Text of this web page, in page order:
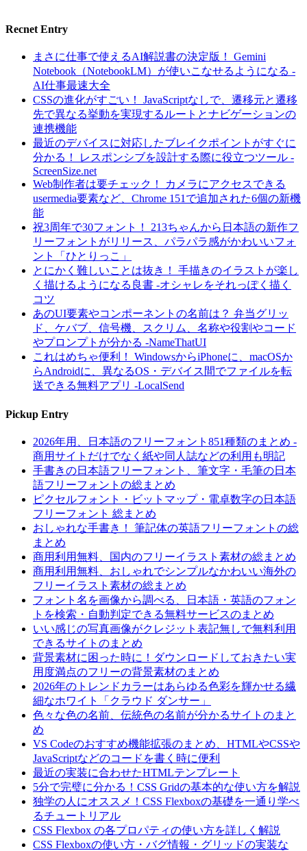
Recnet Entry
まさに仕事で使えるAI解説書の決定版！ Gemini
Notebook（NotebookLM）が使いこなせるようになる -
AI仕事最速大全
CSSの進化がすごい！ JavaScriptなしで、遷移元と遷移
先で異なる挙動を実現するルートとナビゲーションの
連携機能
最近のデバイスに対応したブレイクポイントがすぐに
分かる！ レスポンシブを設計する際に役立つツール -
ScreenSize.net
Web制作者は要チェック！ カメラにアクセスできる
usermedia要素など、Chrome 151で追加された6個の新機
能
祝3周年で30フォント！ 213ちゃんから日本語の新作フ
リーフォントがリリース、パラパラ感がかわいいフォ
ント「ひとりっこ」
とにかく難しいことは抜き！ 手描きのイラストが楽し
く描けるようになる良書 -オシャレをそれっぽく描く
コツ
あのUI要素やコンポーネントの名前は？ 弁当グリッ
ド、ケバブ、信号機、スクリム、名称や役割やコード
やプロンプトが分かる -NameThatUI
これはめちゃ便利！ WindowsからiPhoneに、macOSか
らAndroidに、異なるOS・デバイス間でファイルを転
送できる無料アプリ -LocalSend
Pickup Entry
2026年用、日本語のフリーフォント851種類のまとめ -
商用サイトだけでなく紙や同人誌などの利用も明記
手書きの日本語フリーフォント、筆文字・毛筆の日本
語フリーフォントの総まとめ
ピクセルフォント・ビットマップ・電卓数字の日本語
フリーフォント 総まとめ
おしゃれな手書き！ 筆記体の英語フリーフォントの総
まとめ
商用利用無料、国内のフリーイラスト素材の総まとめ
商用利用無料、おしゃれでシンプルなかわいい海外の
フリーイラスト素材の総まとめ
フォント名を画像から調べる、日本語・英語のフォン
トを検索・自動判定できる無料サービスのまとめ
いい感じの写真画像がクレジット表記無しで無料利用
できるサイトのまとめ
背景素材に困った時に！ダウンロードしておきたい実
用度満点のフリーの背景素材のまとめ
2026年のトレンドカラーはあらゆる色彩を輝かせる繊
細なホワイト「クラウド ダンサー」
色々な色の名前、伝統色の名前が分かるサイトのまと
め
VS Codeのおすすめ機能拡張のまとめ、HTMLやCSSや
JavaScriptなどのコードを書く時に便利
最近の実装に合わせたHTMLテンプレート
5分で完璧に分かる！CSS Gridの基本的な使い方を解説
独学の人にオススメ！CSS Flexboxの基礎を一通り学べ
るチュートリアル
CSS Flexbox の各プロパティの使い方を詳しく解説
CSS Flexboxの使い方・バグ情報・グリッドの実装な